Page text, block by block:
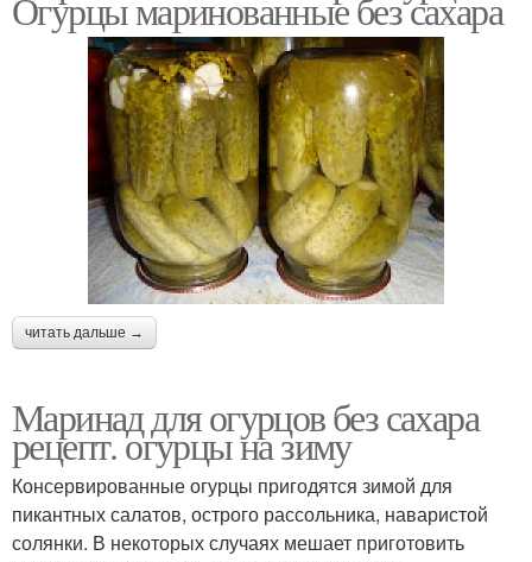
читать дальше →
Маринад для огурцов без сахара
рецепт. огурцы на зиму
Консервированные огурцы пригодятся зимой для
пикантных салатов, острого рассольника, наваристой
солянки. В некоторых случаях мешает приготовить